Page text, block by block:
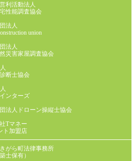
営利活動法人
性能調査協会
団法人
union
法人
災害家屋調査協会
断士協会
ンターズ
法人ドローン操縦士協会
Tマネー
ト加盟店
がら町法律事務所
士保有）